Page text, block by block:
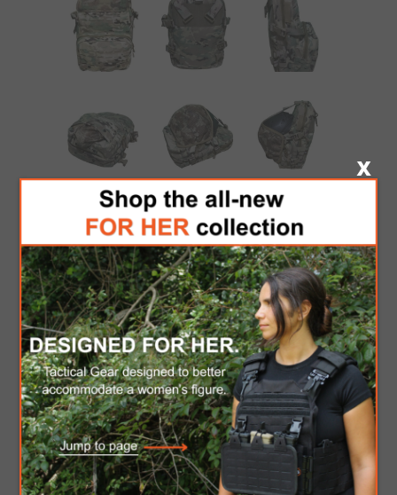
MOCHILA DE
HIDRATACIÓN
CAMO
6 revisión (es)|Añade tu opinión
Sku:
3100061010
Color *